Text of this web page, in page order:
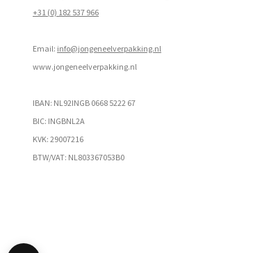
+31 (0) 182 537 966
Email: info@jongeneelverpakking.nl
www.jongeneelverpakking.nl
IBAN: NL92INGB 0668 5222 67
BIC: INGBNL2A
KVK: 29007216
BTW/VAT: NL803367053B0